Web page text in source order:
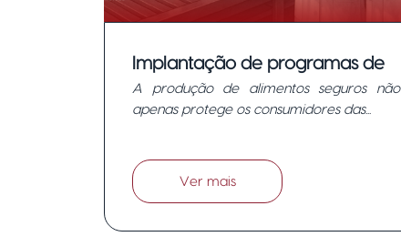
Implantação de programas de
qualidade em laticínios.
A produção de alimentos seguros não
apenas protege os consumidores das...
Ver mais